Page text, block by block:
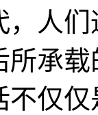
，人
所承
不仅